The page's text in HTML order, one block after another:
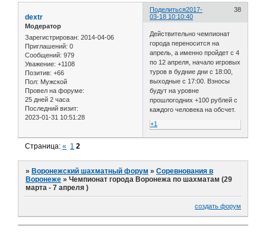
Поделиться 38
2017-
03-18 10:10:40
dextr
Модератор
Зарегистрирован: 2014-04-06
Приглашений: 0
Сообщений: 979
Уважение: +1108
Позитив: +66
Пол: Мужской
Провел на форуме:
25 дней 2 часа
Последний визит:
2023-01-31 10:51:28
Действительно чемпионат
города переносится на
апрель, а именно пройдет с 4
по 12 апреля, начало игровых
туров в будние дни с 18:00,
выходные с 17:00. Взносы
будут на уровне
прошлогодних +100 рублей с
каждого человека на обсчет.
+1
Страница:« 1 2
»Воронежский шахматный форум »Соревнования в
Воронеже »Чемпионат города Воронежа по шахматам (29
марта - 7 апреля )
создать форум